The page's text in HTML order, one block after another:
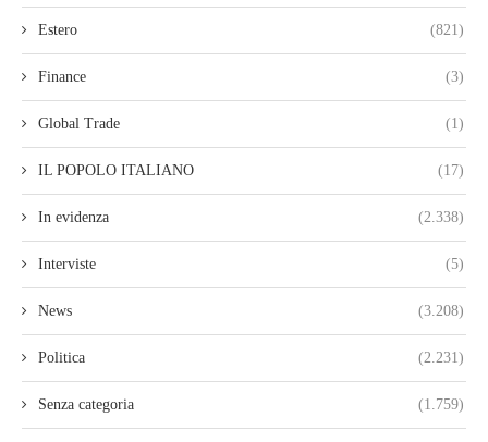
Estero (821)
Finance (3)
Global Trade (1)
IL POPOLO ITALIANO (17)
In evidenza (2.338)
Interviste (5)
News (3.208)
Politica (2.231)
Senza categoria (1.759)